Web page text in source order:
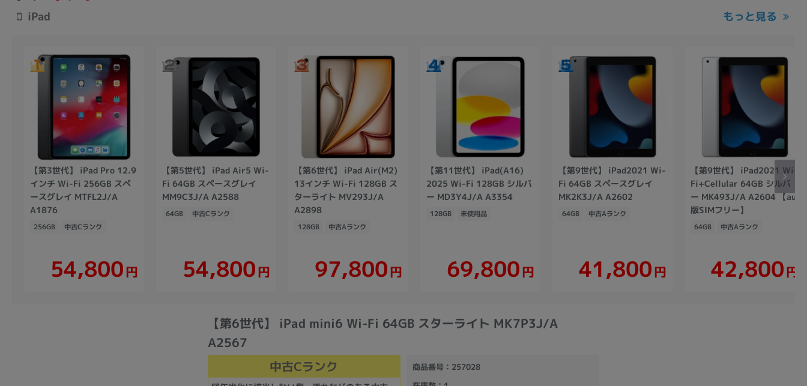
iPad もっと見る
【第3世代】 iPad Pro 12.9
インチ Wi-Fi 256GB スペ
ースグレイ MTFL2J/A
A1876
256GB 中古Cランク
54,800円
【第5世代】 iPad Air5 Wi-
Fi 64GB スペースグレイ
MM9C3J/A A2588
64GB 中古Cランク
54,800円
【第6世代】 iPad Air(M2)
13インチ Wi-Fi 128GB ス
ターライト MV293J/A
A2898
128GB 中古Aランク
97,800円
【第11世代】 iPad(A16)
2025 Wi-Fi 128GB シルバ
ー MD3Y4J/A A3354
128GB 未使用品
69,800円
【第9世代】 iPad2021 Wi-
Fi 64GB スペースグレイ
MK2K3J/A A2602
64GB 中古Aランク
41,800円
【第9世代】 iPad2021 Wi-
Fi+Cellular 64GB シルバ
ー MK493J/A A2604 【au
版SIMフリー】
64GB 中古Aランク
42,800円
【第6世代】 iPad mini6 Wi-Fi 64GB スターライト MK7P3J/A
A2567
中古Cランク 商品番号：257028